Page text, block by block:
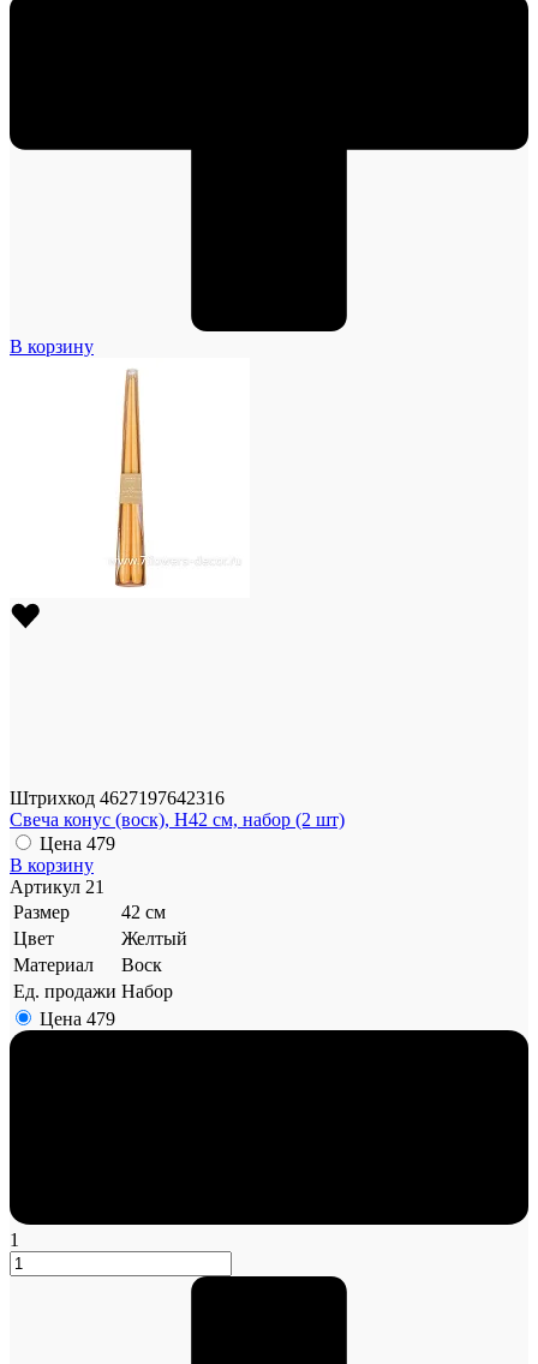
В корзину
Штрихкод 4627197642316
Свеча конус (воск), H42 см, набор (2 шт)
Цена 479
В корзину
Артикул 21
Размер
42 см
Цвет
Желтый
Материал
Воск
Ед. продажи Набор
Цена 479
1